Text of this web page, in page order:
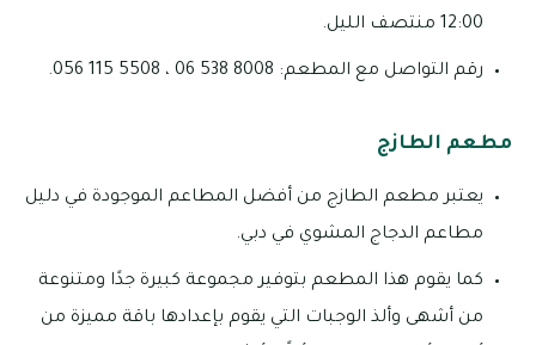
12:00 منتصف الليل.
رقم التواصل مع المطعم: 8008 538 06 ، 5508 115 056.
مطعم الطازج
يعتبر مطعم الطازج من أفضل المطاعم الموجودة في دليل
مطاعم الدجاج المشوي في دبي.
كما يقوم هذا المطعم بتوفير مجموعة كبيرة جدًا ومتنوعة
من أشهى وألذ الوجبات التي يقوم بإعدادها باقة مميزة من